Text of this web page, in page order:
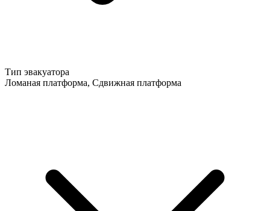
Тип эвакуатора
Ломаная платформа, Сдвижная платформа